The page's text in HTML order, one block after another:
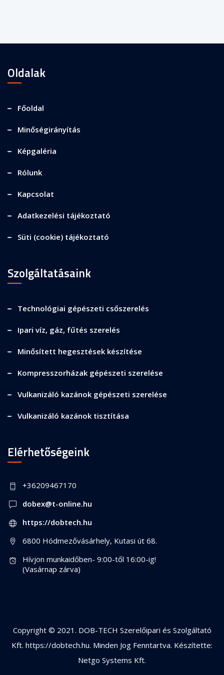
Oldalak
Főoldal
Minőségirányítás
Képgaléria
Rólunk
Kapcsolat
Adatkezelési tájékoztató
Süti (cookie) tájékoztató
Szolgáltatásaink
Technológiai gépészeti csőszerelés
Ipari víz, gáz, fűtés szerelés
Minősített hegesztések készítése
Kompresszorházak gépészeti szerelése
Vulkanizáló kazánok gépészeti szerelése
Vulkanizáló kazánok tisztítása
Elérhetőségeink
+36209467170
dobex@t-online.hu
https://dobtech.hu
6800 Hódmezővásárhely, Kutasi út 68.
Hívjon munkaidőben- 9:00-től 16:00-ig!
(Vasárnap zárva)
Copyright © 2021. DOB-TECH Szerelőipari és Szolgáltató
Kft. https://dobtech.hu. Minden Jog Fenntartva. Készítette:
Netgo Systems Kft.